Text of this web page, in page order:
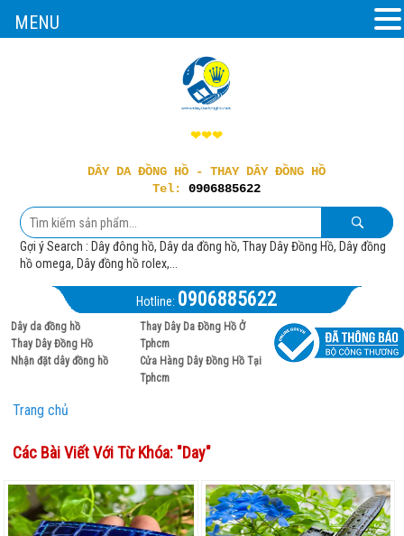
❤❤❤
DÂY DA ĐỒNG HỒ - THAY DÂY ĐỒNG HỒ
Tel: 0906885622
Gợi ý Search : Dây đông hồ, Dây da đồng hồ, Thay Dây Đồng Hồ, Dây đồng
hồ omega, Dây đồng hồ rolex,...
Hotline: 0906885622
Dây da đồng hồ
Thay Dây Đồng Hồ
Nhận đặt dây đồng hồ
Thay Dây Da Đồng Hồ Ở
Tphcm
Cửa Hàng Dây Đồng Hồ Tại
Tphcm
Trang chủ
Các Bài Viết Với Từ Khóa: "Day"
MENU